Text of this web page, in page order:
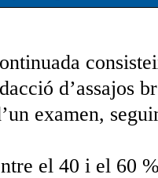
d’assajos
examen,
el 40 i el 60